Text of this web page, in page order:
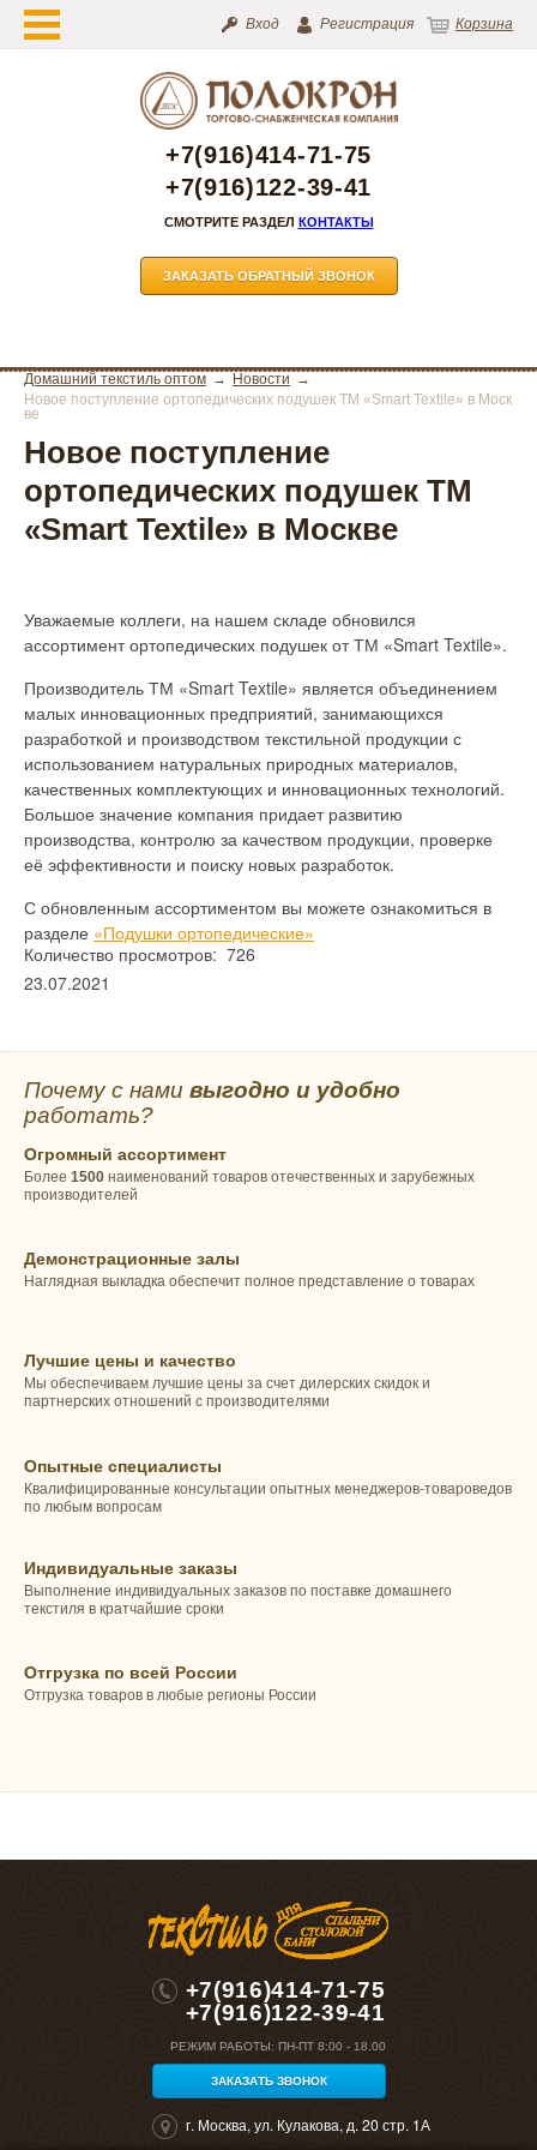
Вход Регистрация Корзина
+7(916)414-71-75
+7(916)122-39-41
СМОТРИТЕ РАЗДЕЛ КОНТАКТЫ
ЗАКАЗАТЬ ОБРАТНЫЙ ЗВОНОК
Домашний текстиль оптом
Новости
Новое поступление ортопедических подушек ТМ «Smart Textile» в Моск
ве
Новое поступление
ортопедических подушек ТМ
«Smart Textile» в Москве
Уважаемые коллеги, на нашем складе обновился
ассортимент ортопедических подушек от ТМ «Smart Textile».
Производитель ТМ «Smart Textile» является объединением
малых инновационных предприятий, занимающихся
разработкой и производством текстильной продукции с
использованием натуральных природных материалов,
качественных комплектующих и инновационных технологий.
Большое значение компания придает развитию
производства, контролю за качеством продукции, проверке
её эффективности и поиску новых разработок.
С обновленным ассортиментом вы можете ознакомиться в
разделе «Подушки ортопедические»
Количество просмотров: 726
23.07.2021
Почему с нами выгодно и удобно
работать?
Огромный ассортимент
Более 1500 наименований товаров отечественных и зарубежных
производителей
Демонстрационные залы
Наглядная выкладка обеспечит полное представление о товарах
Лучшие цены и качество
Мы обеспечиваем лучшие цены за счет дилерских скидок и
партнерских отношений с производителями
Опытные специалисты
Квалифицированные консультации опытных менеджеров-товароведов
по любым вопросам
Индивидуальные заказы
Выполнение индивидуальных заказов по поставке домашнего
текстиля в кратчайшие сроки
Отгрузка по всей России
Отгрузка товаров в любые регионы России
+7(916)414-71-75
+7(916)122-39-41
РЕЖИМ РАБОТЫ: ПН-ПТ 8:00 - 18.00
ЗАКАЗАТЬ ЗВОНОК
г. Москва, ул. Кулакова, д. 20 стр. 1А